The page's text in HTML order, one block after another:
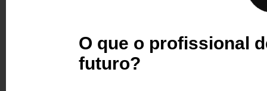
O que o profissional
futuro?